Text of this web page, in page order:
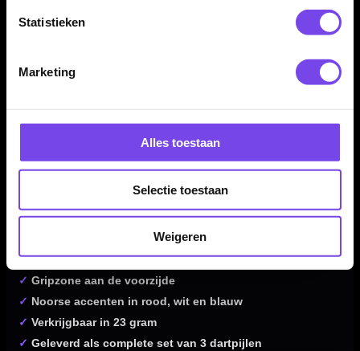
Statistieken
Marketing
Alles toestaan
Selectie toestaan
Weigeren
complete set van drie dartpijlen, inclusief zwarte B-Grip 2
Medium shafts en Cor Dekker Metrixx flights van 150 micron.
setup.
Kenmerken van de BULL'S Cor Dekker 90% Dartpijlen
✓
Gemaakt van 90% tungsten
✓ Straight barrelvorm met centrale balans
✓ Fijn afgestemde remachined gripzones
✓ Gripzone aan de voorzijde
✓ Noorse accenten in rood, wit en blauw
✓ Verkrijgbaar in 23 gram
✓ Geleverd als complete set van 3 dartpijlen